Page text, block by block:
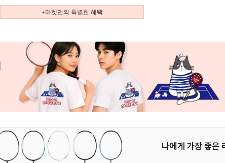
+마켓만의 특별한 혜택